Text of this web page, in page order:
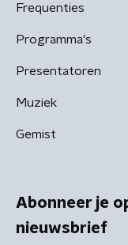
Frequenties
Programma's
Presentatoren
Muziek
Gemist
Abonneer je
nieuwsbrief